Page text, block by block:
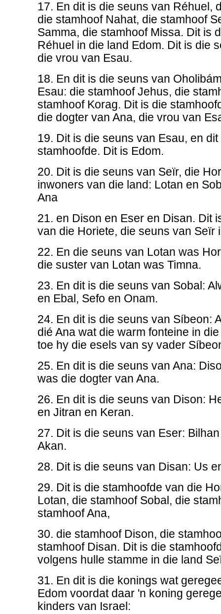
17. En dit is die seuns van Réhuel,
die stamhoof Nahat, die stamhoof
Samma, die stamhoof Missa. Dit is
Réhuel in die land Edom. Dit is die
die vrou van Esau.
18. En dit is die seuns van
Esau: die stamhoof Jehus, die
stamhoof Korag. Dit is die
die dogter van Ana, die vrou van
19. Dit is die seuns van Esau, en dit
stamhoofde. Dit is Edom.
20. Dit is die seuns van Seïr, die
inwoners van die land: Lotan en
Ana
21. en Dison en Eser en Disan. Dit
van die Horiete, die seuns van Seïr
22. En die seuns van Lotan was
die suster van Lotan was Timna.
23. En dit is die seuns van Sobal:
en Ebal, Sefo en Onam.
24. En dit is die seuns van Síbeon:
dié Ana wat die warm fonteine in
toe hy die esels van sy vader
25. En dit is die seuns van Ana:
was die dogter van Ana.
26. En dit is die seuns van Dison:
en Jitran en Keran.
27. Dit is die seuns van Eser:
Akan.
28. Dit is die seuns van Disan: Us
29. Dit is die stamhoofde van die
Lotan, die stamhoof Sobal, die
stamhoof Ana,
30. die stamhoof Dison, die
stamhoof Disan. Dit is die
volgens hulle stamme in die land
31. En dit is die konings wat
Edom voordat daar 'n koning
kinders van Israel: